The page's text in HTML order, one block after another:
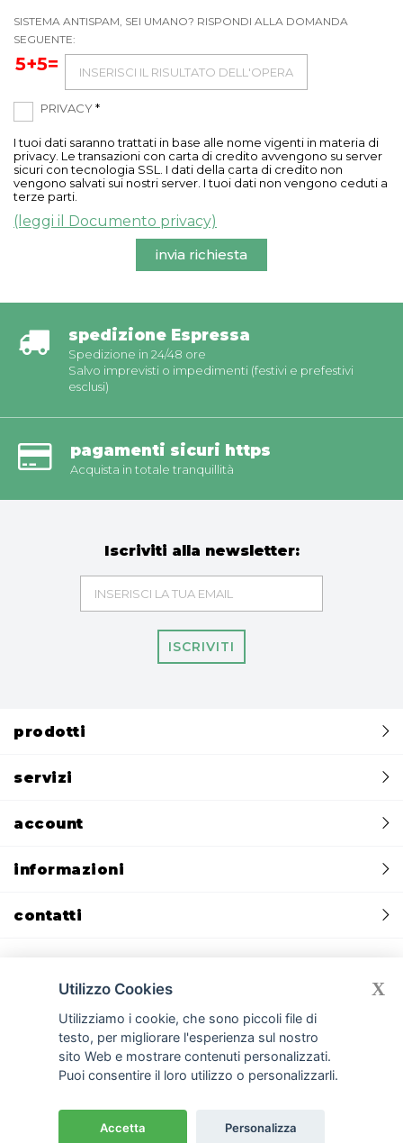
SISTEMA ANTISPAM, SEI UMANO? RISPONDI ALLA DOMANDA
SEGUENTE:
5+5=
PRIVACY*
I tuoi dati saranno trattati in base alle nome vigenti in materia di
privacy. Le transazioni con carta di credito avvengono su server
sicuri con tecnologia SSL. I dati della carta di credito non
vengono salvati sui nostri server. I tuoi dati non vengono ceduti a
terze parti.
(leggi il Documento privacy)
invia richiesta
spedizione Espressa
Spedizione in 24/48 ore
Salvo imprevisti o impedimenti (festivi e prefestivi
esclusi)
pagamenti sicuri https
Acquista in totale tranquillità
Iscriviti alla newsletter:
ISCRIVITI
prodotti
servizi
account
informazioni
contatti
© Copyright
2026 Ferba S.r.l.
Privacy policy Cookie policy CREDITS: Devmiup.it|Gomma siliconica
Gomma per stampi e per calchi|Gomma poliuretanica per cemento
Silicone liquido per stampi e silicone per calchi Cemento GFRC
Smooth-On
| Resine poliuretaniche | Gessi per stampi e manufatti
Utilizzo Cookies
Utilizziamo i cookie, che sono piccoli file di
testo, per migliorare l'esperienza sul nostro
sito Web e mostrare contenuti personalizzati.
Puoi consentire il loro utilizzo o personalizzarli.
Accetta
X
Personalizza